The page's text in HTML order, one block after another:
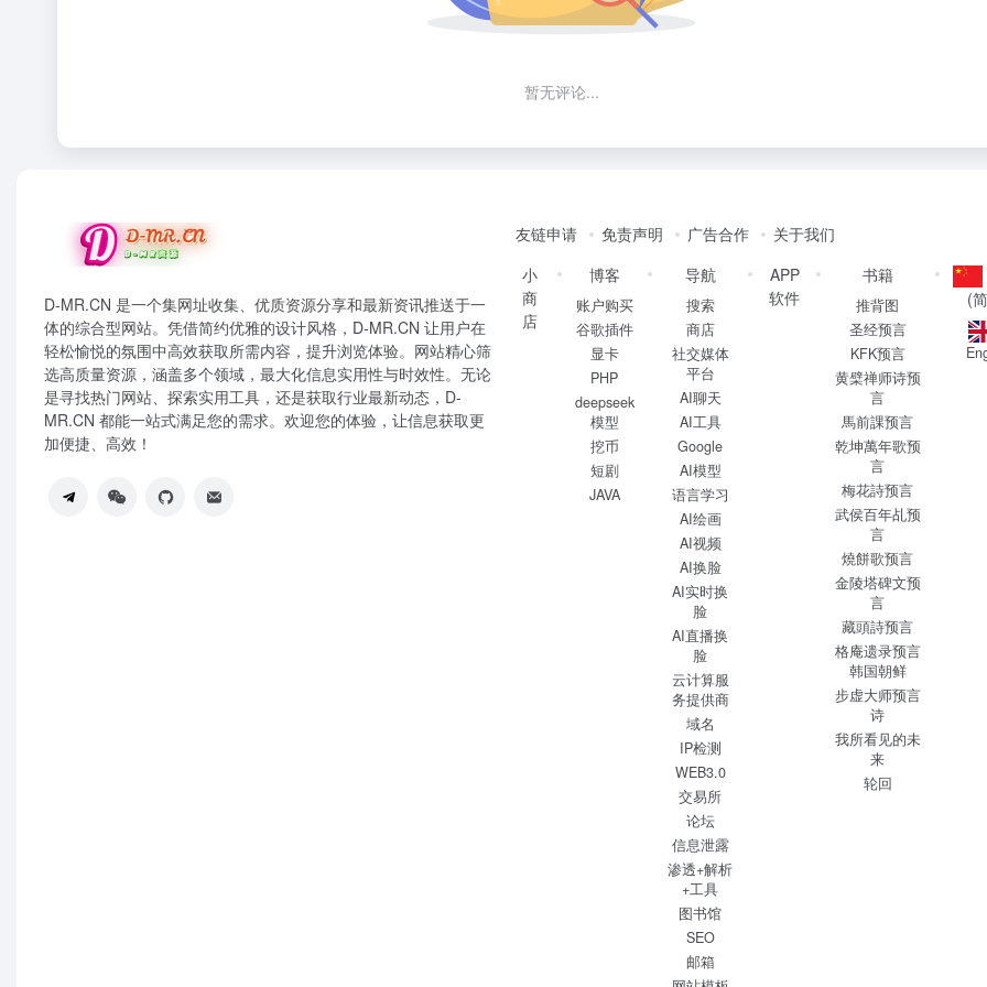
暂无评论...
D-MR.CN 是一个集网址收集、优质资源分享和最新资讯推送于一
体的综合型网站。凭借简约优雅的设计风格，D-MR.CN 让用户在
轻松愉悦的氛围中高效获取所需内容，提升浏览体验。网站精心筛
选高质量资源，涵盖多个领域，最大化信息实用性与时效性。无论
是寻找热门网站、探索实用工具，还是获取行业最新动态，D-
MR.CN 都能一站式满足您的需求。欢迎您的体验，让信息获取更
加便捷、高效！
友链申请 免责声明 广告合作
关于我们
小
商
店
博客
账户购买
谷歌插件
显卡
PHP
deepseek
模型
挖币
短剧
JAVA
导航
搜索
商店
社交媒体
平台
AI聊天
AI工具
Google
AI模型
语言学习
AI绘画
AI视频
AI换脸
AI实时换
脸
AI直播换
脸
云计算服
务提供商
域名
IP检测
WEB3.0
交易所
论坛
信息泄露
渗透+解析
+工具
图书馆
SEO
邮箱
APP
软件
书籍
推背图
圣经预言
KFK预言
黄檗禅师诗预
言
馬前課预言
乾坤萬年歌预
言
梅花詩预言
武侯百年乩预
言
燒餅歌预言
金陵塔碑文预
言
藏頭詩预言
格庵遗录预言
韩国朝鲜
步虚大师预言
诗
我所看见的未
来
轮回
(